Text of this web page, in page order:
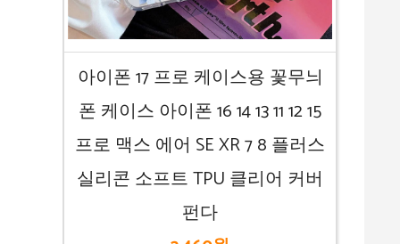
아이폰 17 프로 케이스용 꽃무늬
폰 케이스 아이폰 16 14 13 11 12 15
프로 맥스 에어 SE XR 7 8 플러스
실리콘 소프트 TPU 클리어 커버
펀다